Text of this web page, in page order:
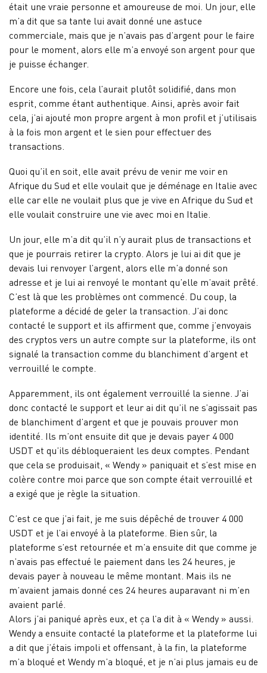
était une vraie personne et amoureuse de moi. Un jour, elle
m’a dit que sa tante lui avait donné une astuce
commerciale, mais que je n’avais pas d’argent pour le faire
pour le moment, alors elle m’a envoyé son argent pour que
je puisse échanger.
Encore une fois, cela l’aurait plutôt solidifié, dans mon
esprit, comme étant authentique. Ainsi, après avoir fait
cela, j’ai ajouté mon propre argent à mon profil et j’utilisais
à la fois mon argent et le sien pour effectuer des
transactions.
Quoi qu’il en soit, elle avait prévu de venir me voir en
Afrique du Sud et elle voulait que je déménage en Italie avec
elle car elle ne voulait plus que je vive en Afrique du Sud et
elle voulait construire une vie avec moi en Italie.
Un jour, elle m’a dit qu’il n’y aurait plus de transactions et
que je pourrais retirer la crypto. Alors je lui ai dit que je
devais lui renvoyer l’argent, alors elle m’a donné son
adresse et je lui ai renvoyé le montant qu’elle m’avait prêté.
C’est là que les problèmes ont commencé. Du coup, la
plateforme a décidé de geler la transaction. J’ai donc
contacté le support et ils affirment que, comme j’envoyais
des cryptos vers un autre compte sur la plateforme, ils ont
signalé la transaction comme du blanchiment d’argent et
verrouillé le compte.
Apparemment, ils ont également verrouillé la sienne. J’ai
donc contacté le support et leur ai dit qu’il ne s’agissait pas
de blanchiment d’argent et que je pouvais prouver mon
identité. Ils m’ont ensuite dit que je devais payer 4 000
USDT et qu’ils débloqueraient les deux comptes. Pendant
que cela se produisait, « Wendy » paniquait et s’est mise en
colère contre moi parce que son compte était verrouillé et
a exigé que je règle la situation.
C’est ce que j’ai fait, je me suis dépêché de trouver 4 000
USDT et je l’ai envoyé à la plateforme. Bien sûr, la
plateforme s’est retournée et m’a ensuite dit que comme je
n’avais pas effectué le paiement dans les 24 heures, je
devais payer à nouveau le même montant. Mais ils ne
m’avaient jamais donné ces 24 heures auparavant ni m’en
avaient parlé.
Alors j’ai paniqué après eux, et ça l’a dit à « Wendy » aussi.
Wendy a ensuite contacté la plateforme et la plateforme lui
a dit que j’étais impoli et offensant, à la fin, la plateforme
m’a bloqué et Wendy m’a bloqué, et je n’ai plus jamais eu de